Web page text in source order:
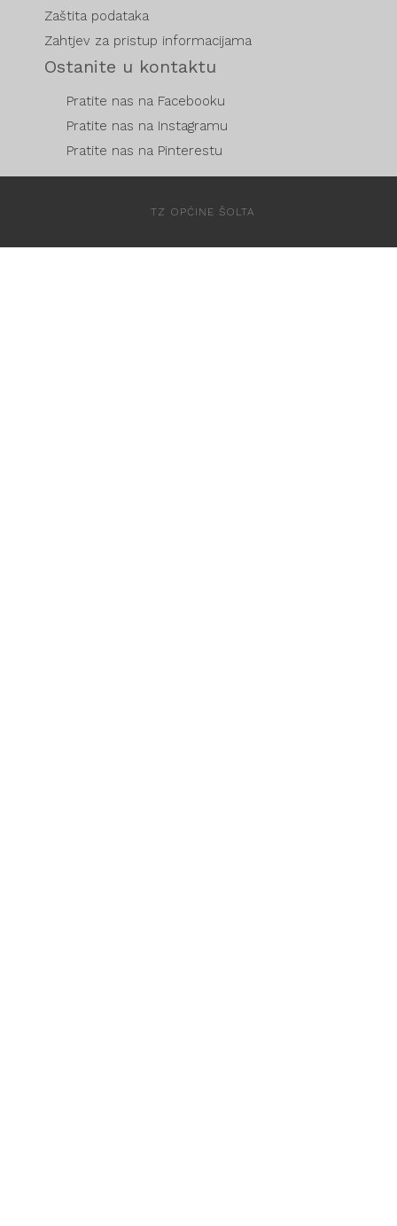
Zaštita podataka
Zahtjev za pristup informacijama
Ostanite u kontaktu
Pratite nas na Facebooku
Pratite nas na Instagramu
Pratite nas na Pinterestu
TZ OPĆINE ŠOLTA